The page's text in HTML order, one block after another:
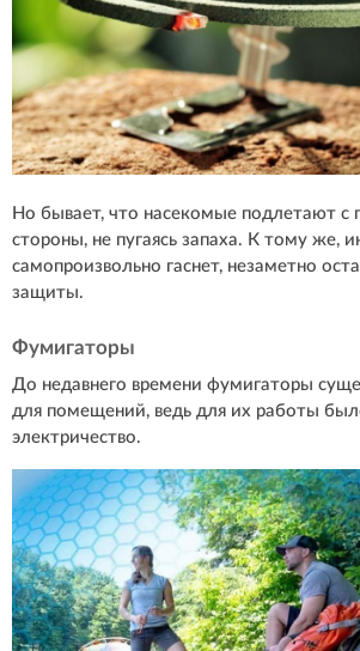
Но бывает, что насекомые подлетают с
стороны, не пугаясь запаха. К тому же,
самопроизвольно гаснет, незаметно
защиты.
Фумигаторы
До недавнего времени фумигаторы
для помещений, ведь для их работы
электричество.